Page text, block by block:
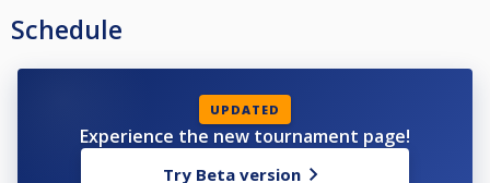
θελήσουν να αγωνιστούν θα πρέπει να καταβάλουν την συμμετοχή για
το προηγούμενο Δ στο οποίο ενώ δήλωσαν συμμετοχή δεν
✅️Σπάσιμο εναλλάξ στα 9 νικηφόρα παιχνίδια.
✅️Δηλώσεις συμμετοχής:
Schedule
UPDATED
Experience the new tournament page!
Try Beta version